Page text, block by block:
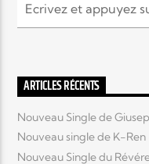
Elyon Kids
ARTICLES RÉCENTS
Nouveau Single de
Nouveau single de K-
Nouveau Single du